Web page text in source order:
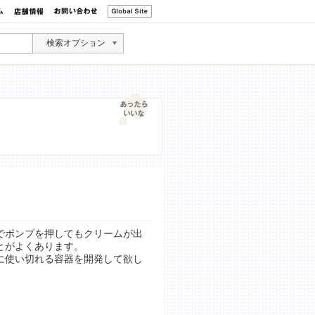
検索オプション
ンプを押してもクリームが出
よくあります。
い切れる容器を開発して欲し